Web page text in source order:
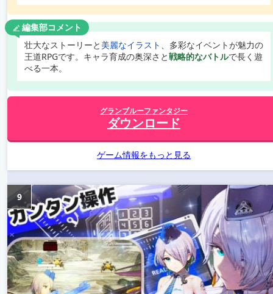
編集部コメント
壮大なストーリーと 美麗なイラスト 、多彩なイベントが魅力の
王道RPGです。キャラ育成の奥深さと戦略的なバトルで長く遊
べる一本。
グランブルーファンタジー
ダウンロード
ゲーム情報をもっと見る
9